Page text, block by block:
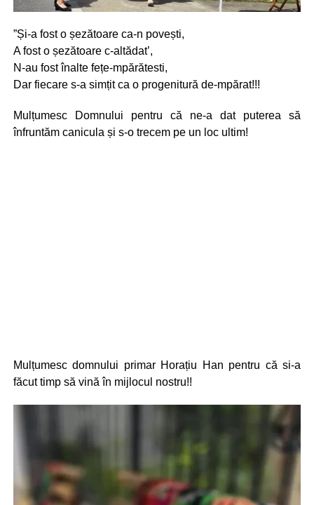
”Și-a fost o șezătoare ca-n povești,
A fost o șezătoare c-altădat’,
N-au fost înalte fețe-mpărătesti,
Dar fiecare s-a simțit ca o progenitură de-mpărat!!!
Mulțumesc Domnului pentru că ne-a dat puterea să
înfruntăm canicula și s-o trecem pe un loc ultim!
Mulțumesc domnului primar Horațiu Han pentru că si-a
făcut timp să vină în mijlocul nostru!!